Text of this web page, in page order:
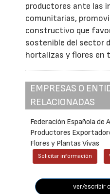
productores ante las
comunitarias,
constructivo que
sostenible del sector
hortalizas y flores en
EMPRESAS O
RELACIONADAS
Federación Española de
Productores
Flores y Plantas Vivas
Solicitar información
ver/escribir